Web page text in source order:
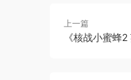
上一篇
《核战小蜜蜂